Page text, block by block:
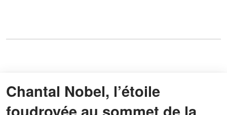
Chantal Nobel, l’étoile